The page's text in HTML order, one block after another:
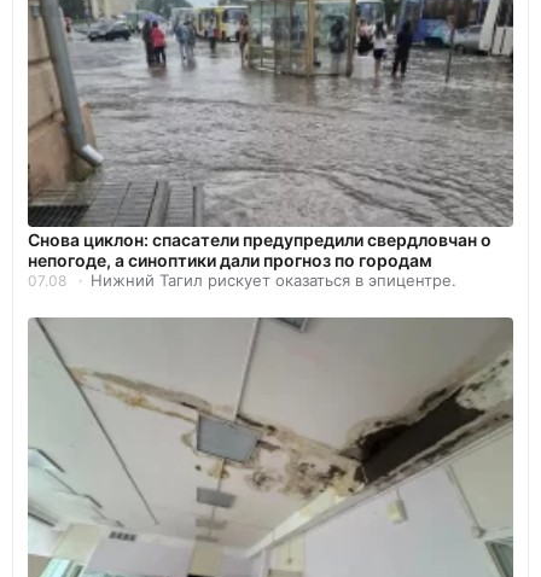
Снова циклон: спасатели предупредили свердловчан о
непогоде, а синоптики дали прогноз по городам
07.08 Нижний Тагил рискует оказаться в эпицентре.